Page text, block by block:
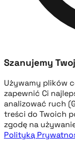
Szanujemy
Używamy plików
zapewnić Ci
analizować ruch
treści do Twoich
zgodę na
Polityką